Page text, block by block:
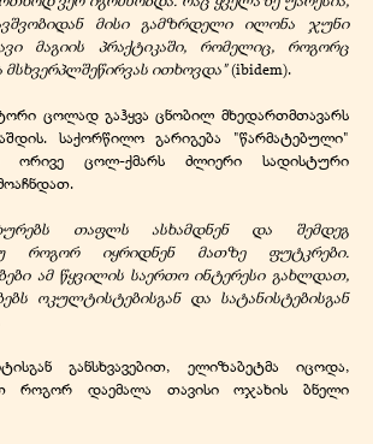
მისი გამზრდელი ილონა ჯუნი
მაგიის პრაქტიკაში, რომელიც, როგორც
მსხვერპლშეწირვას ითხოვდა"(ibidem).
ცოლად გაჰყვა ცნობილ მხედართმთავარს
საქორწილო გარიგება "წარმატებული"
ორივე ცოლ-ქმარს ძლიერი სადისტური
თაფლს ასხამდნენ და შემდეგ
როგორ იყრიდნენ მათზე ფუტკრები.
ამ წყვილის საერთო ინტერესი გახლდათ,
ოკულტისტებისგან და სატანისტებისგან
განსხვავებით, ელიზაბეტმა იცოდა,
როგორ დაემალა თავისი ოჯახის ბნელი